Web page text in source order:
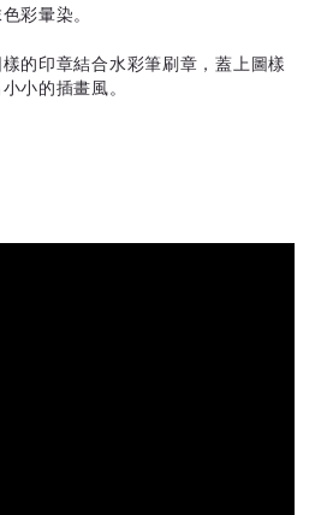
彩暈染。
的印章結合水彩筆刷章，蓋上圖樣
小的插畫風。